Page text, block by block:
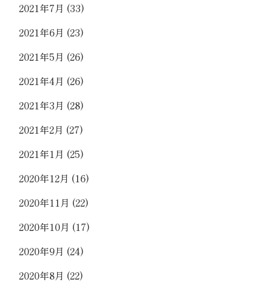
2021年7月 (33)
2021年6月 (23)
2021年5月 (26)
2021年4月 (26)
2021年3月 (28)
2021年2月 (27)
2021年1月 (25)
2020年12月 (16)
2020年11月 (22)
2020年10月 (17)
2020年9月 (24)
2020年8月 (22)